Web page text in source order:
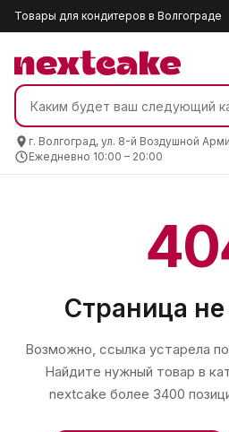
Товары для кондитеров в Волгограде
г. Волгоград, ул. 8-й Воздушной
Ежедневно 10:00 – 20:00
Страница
Возможно, ссылка устарела
Найдите нужный товар в
nextcake более 3400